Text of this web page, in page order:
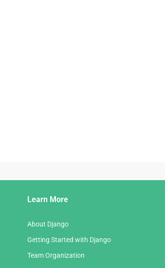
Learn More
About Django
Getting Started with Django
Team Organization